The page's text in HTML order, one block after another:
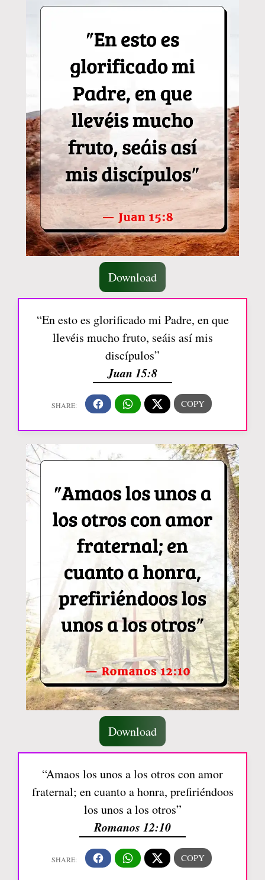
Download
“En esto es glorificado mi Padre, en que
llevéis mucho fruto, seáis así mis
discípulos”
Juan 15:8
Download
“Amaos los unos a los otros con amor
fraternal; en cuanto a honra, prefiriéndoos
los unos a los otros”
Romanos 12:10